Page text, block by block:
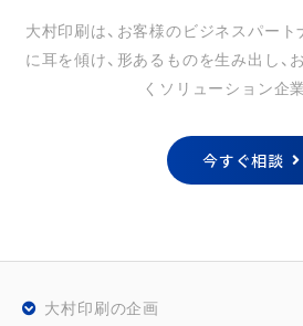
大村印刷は、お客様のビジネスパート
に耳を傾け、形あるものを生み出し、
くソリューション企業
今すぐ相談
大村印刷の企画